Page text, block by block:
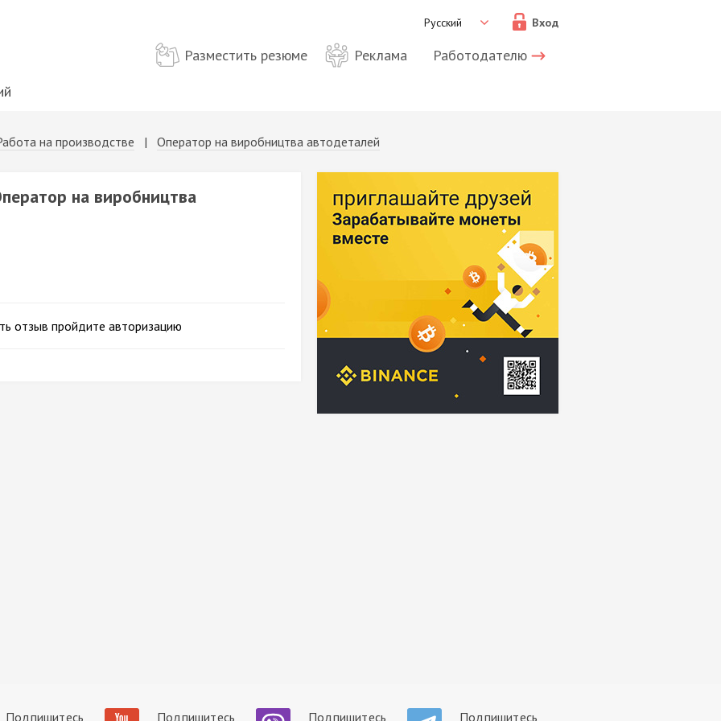
Вход
Русский
Разместить резюме Реклама
Работодателю
на производстве | Оператор на виробництва автодеталей
на виробництва
отзыв пройдите авторизацию
Подпишитесь Подпишитесь Подпишитесь Подпишитесь